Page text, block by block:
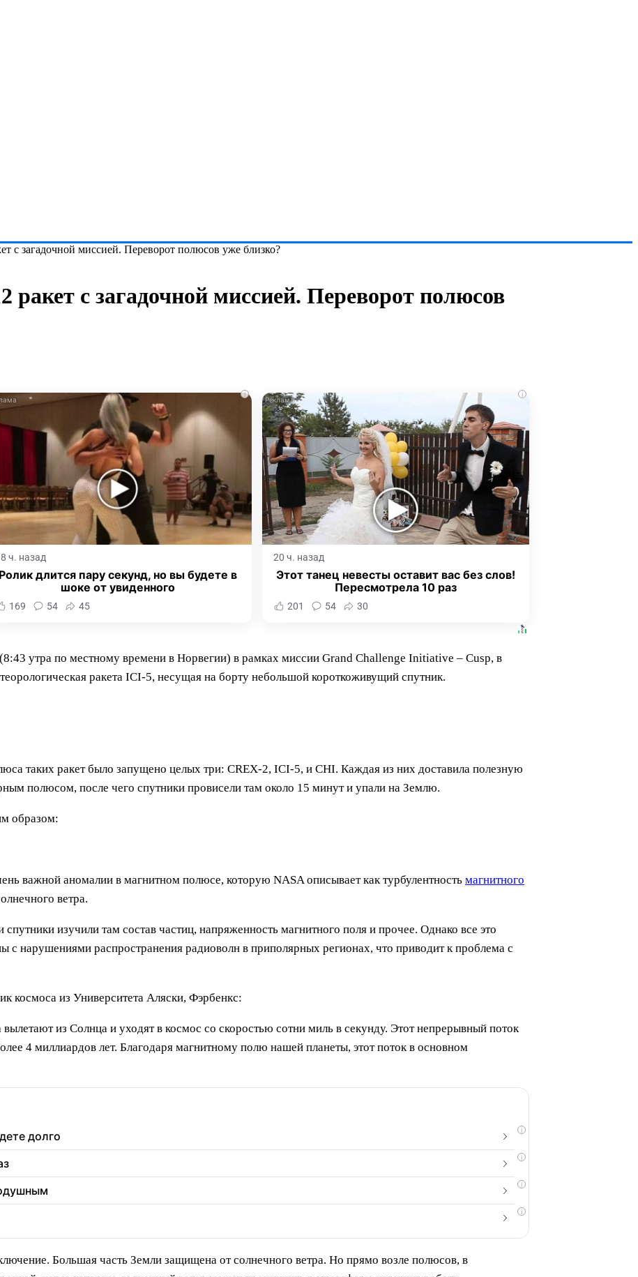
с загадочной миссией. Переворот полюсов уже близко?
ракет с загадочной миссией. Переворот полюсов
i
ч. назад
Ролик длится пару секунд, но вы будете в
шоке от увиденного
169 54 45
i
20 ч. назад
Этот танец невесты оставит вас без слов!
Пересмотрела 10 раз
201 54 30
утра по местному времени в Норвегии) в рамках миссии Grand Challenge Initiative – Cusp, в
ракета ICI-5, несущая на борту небольшой короткоживущий спутник.
таких ракет было запущено целых три: CREX-2, ICI-5, и CHI. Каждая из них доставила полезную
полюсом, после чего спутники провисели там около 15 минут и упали на Землю.
образом:
важной аномалии в магнитном полюсе, которую NASA описывает как турбулентность магнитного
ветра.
изучили там состав частиц, напряженность магнитного поля и прочее. Однако все это
с нарушениями распространения радиоволн в приполярных регионах, что приводит к проблема с
космоса из Университета Аляски, Фэрбенкс:
из Солнца и уходят в космос со скоростью сотни миль в секунду. Этот непрерывный поток
4 миллиардов лет. Благодаря магнитному полю нашей планеты, этот поток в основном
i
долго
i
i
i
Большая часть Земли защищена от солнечного ветра. Но прямо возле полюсов, в